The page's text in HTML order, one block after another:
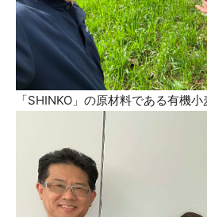
「SHINKO」の原材料である有機